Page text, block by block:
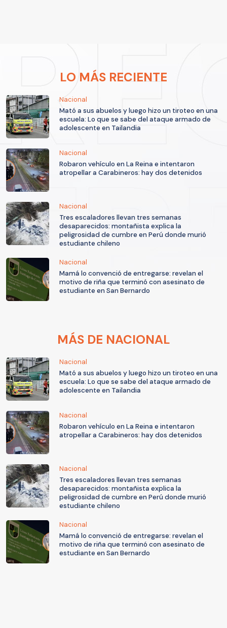
LO MÁS RECIENTE
Nacional
Mató a sus abuelos y luego hizo un tiroteo en una
escuela: Lo que se sabe del ataque armado de
adolescente en Tailandia
Nacional
Robaron vehículo en La Reina e intentaron
atropellar a Carabineros: hay dos detenidos
Nacional
Tres escaladores llevan tres semanas
desaparecidos: montañista explica la
peligrosidad de cumbre en Perú donde murió
estudiante chileno
Nacional
Mamá lo convenció de entregarse: revelan el
motivo de riña que terminó con asesinato de
estudiante en San Bernardo
MÁS DE NACIONAL
Nacional
Mató a sus abuelos y luego hizo un tiroteo en una
escuela: Lo que se sabe del ataque armado de
adolescente en Tailandia
Nacional
Robaron vehículo en La Reina e intentaron
atropellar a Carabineros: hay dos detenidos
Nacional
Tres escaladores llevan tres semanas
desaparecidos: montañista explica la
peligrosidad de cumbre en Perú donde murió
estudiante chileno
Nacional
Mamá lo convenció de entregarse: revelan el
motivo de riña que terminó con asesinato de
estudiante en San Bernardo